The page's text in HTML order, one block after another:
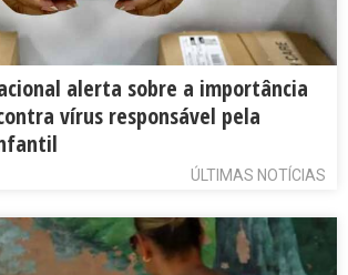
alerta sobre a importância
vírus responsável pela
ÚLTIMAS NOTÍCIAS